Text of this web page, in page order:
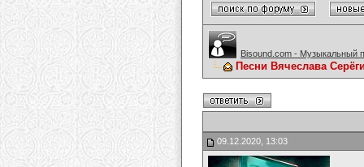
Bisound.com - Музыкальный
Песни Вячеслава
09.12.2020, 13:03